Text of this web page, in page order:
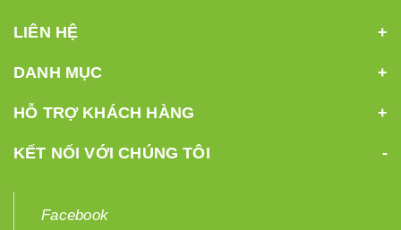
LIÊN HỆ
DANH MỤC
HỖ TRỢ KHÁCH HÀNG
KẾT NỐI VỚI CHÚNG TÔI
Facebook